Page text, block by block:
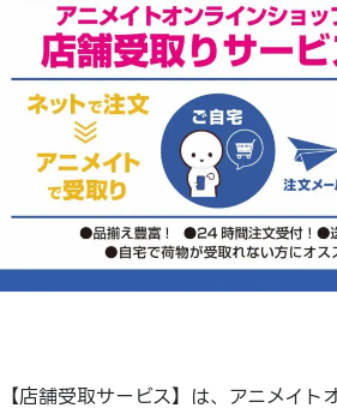
【店舗受取サービス】は、アニメイト